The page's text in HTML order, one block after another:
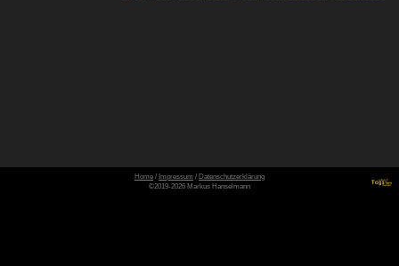
Home / Impressum / Datenschutzerklärung
©2019-2026 Markus Hanselmann